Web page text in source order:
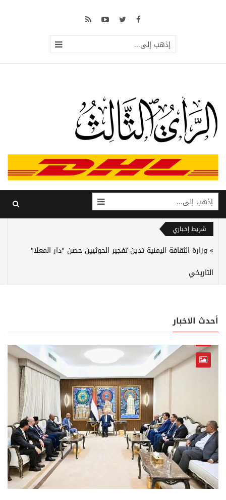
إذهب إلى...
إذهب إلى...
شريط إخباري
وزارة الثقافة اليمنية تدين تفجير الحوثيين حصن "دار المعلا"
التاريخي
أحدث الاخبار